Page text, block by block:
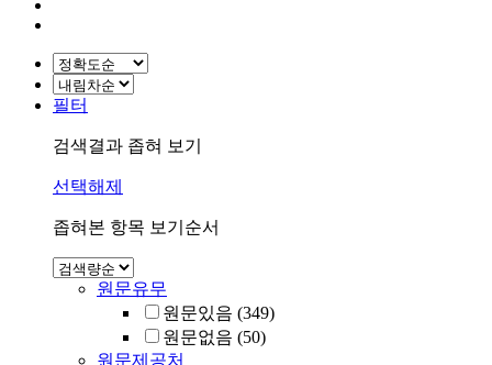
필터
검색결과 좁혀 보기
선택해제
좁혀본 항목 보기순서
원문유무
원문있음 (349)
원문없음 (50)
원문제공처